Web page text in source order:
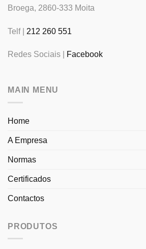
Broega, 2860-333 Moita
Telf | 212 260 551
Redes Sociais | Facebook
MAIN MENU
Home
A Empresa
Normas
Certificados
Contactos
PRODUTOS